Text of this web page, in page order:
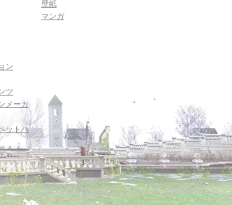
ン
ツ
メーカ
ットハ
壁紙
マンガ